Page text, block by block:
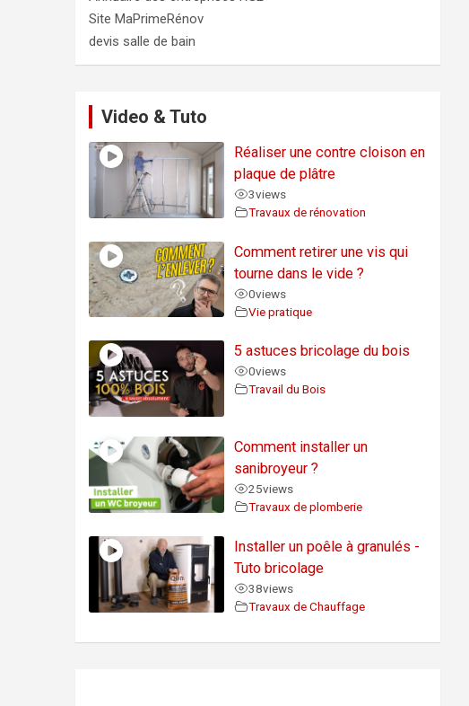
Site MaPrimeRénov
devis salle de bain
Video & Tuto
Réaliser une contre cloison en
plaque de plâtre
3views
Travaux de rénovation
Comment retirer une vis qui
tourne dans le vide ?
0views
Vie pratique
5 astuces bricolage du bois
0views
Travail du Bois
Comment installer un
sanibroyeur ?
25views
Travaux de plomberie
Installer un poêle à granulés -
Tuto bricolage
38views
Travaux de Chauffage